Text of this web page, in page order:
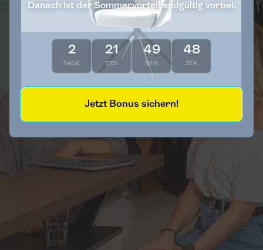
Danach ist der Sommervorteil endgültig vorbei.
2
TAGE
21
STD
49
MIN
47
SEK
Jetzt Bonus sichern!